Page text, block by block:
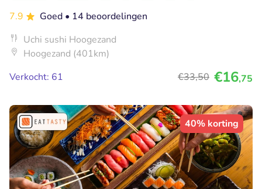
7.9
Goed • 14 beoordelingen
Uchi sushi Hoogezand
Hoogezand (401km)
Verkocht: 61
€33,50 €16,75
40% korting